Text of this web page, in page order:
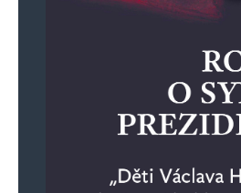
Informujte mě o nových komentářích e-mailem.
Informujte mě o nových příspěvcích e-mailem.